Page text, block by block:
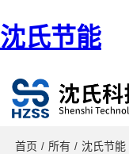
沈氏节能
首页 / 所有 / 沈氏节能